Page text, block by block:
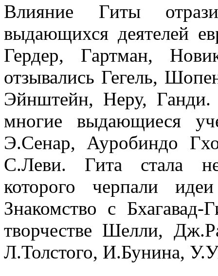
Влияние Гиты
выдающихся деятелей
Гердер, Гартман,
отзывались Гегель,
Эйнштейн, Неру, Ганди.
многие выдающиеся
Э.Сенар, Ауробиндо
С.Леви. Гита стала
которого черпали
Знакомство с Бхагавад-
творчестве Шелли,
Л.Толстого, И.Бунина,